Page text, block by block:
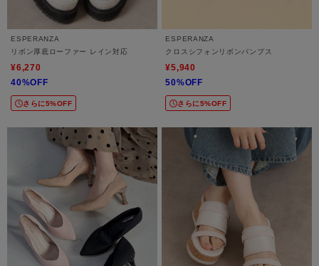
ESPERANZA
リボン厚底ローファー レイン対応
¥6,270
40%OFF
さらに5%OFF
ESPERANZA
クロスシフォンリボンパンプス
¥5,940
50%OFF
さらに5%OFF